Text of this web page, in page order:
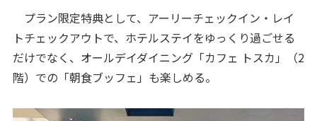
プラン限定特典として、アーリーチェックイン・レイ
トチェックアウトで、ホテルステイをゆっくり過ごせる
だけでなく、オールデイダイニング「カフェ トスカ」（2
階）での「朝食ブッフェ」も楽しめる。